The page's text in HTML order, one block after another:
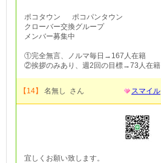
ポコタウン ポコパンタウン
クローバー交換グループ
メンバー募集中
①完全無言、ノルマ毎日→167人在籍
②挨拶のみあり、週2回の目標→73人在籍
【14】 名無し さん スマイル
宜しくお願い致します。